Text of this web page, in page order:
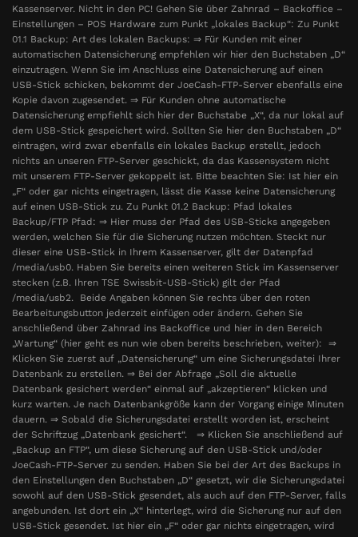
Kassenserver. Nicht in den PC! Gehen Sie über Zahnrad – Backoffice –
Einstellungen – POS Hardware zum Punkt „lokales Backup“: Zu Punkt
01.1 Backup: Art des lokalen Backups: ⇒ Für Kunden mit einer
automatischen Datensicherung empfehlen wir hier den Buchstaben „D“
einzutragen. Wenn Sie im Anschluss eine Datensicherung auf einen
USB-Stick schicken, bekommt der JoeCash-FTP-Server ebenfalls eine
Kopie davon zugesendet. ⇒ Für Kunden ohne automatische
Datensicherung empfiehlt sich hier der Buchstabe „X“, da nur lokal auf
dem USB-Stick gespeichert wird. Sollten Sie hier den Buchstaben „D“
eintragen, wird zwar ebenfalls ein lokales Backup erstellt, jedoch
nichts an unseren FTP-Server geschickt, da das Kassensystem nicht
mit unserem FTP-Server gekoppelt ist. Bitte beachten Sie: Ist hier ein
„F“ oder gar nichts eingetragen, lässt die Kasse keine Datensicherung
auf einen USB-Stick zu. Zu Punkt 01.2 Backup: Pfad lokales
Backup/FTP Pfad: ⇒ Hier muss der Pfad des USB-Sticks angegeben
werden, welchen Sie für die Sicherung nutzen möchten. Steckt nur
dieser eine USB-Stick in Ihrem Kassenserver, gilt der Datenpfad
/media/usb0. Haben Sie bereits einen weiteren Stick im Kassenserver
stecken (z.B. Ihren TSE Swissbit-USB-Stick) gilt der Pfad
/media/usb2. Beide Angaben können Sie rechts über den roten
Bearbeitungsbutton jederzeit einfügen oder ändern. Gehen Sie
anschließend über Zahnrad ins Backoffice und hier in den Bereich
„Wartung“ (hier geht es nun wie oben bereits beschrieben, weiter): ⇒
Klicken Sie zuerst auf „Datensicherung“ um eine Sicherungsdatei Ihrer
Datenbank zu erstellen. ⇒ Bei der Abfrage „Soll die aktuelle
Datenbank gesichert werden“ einmal auf „akzeptieren“ klicken und
kurz warten. Je nach Datenbankgröße kann der Vorgang einige Minuten
dauern. ⇒ Sobald die Sicherungsdatei erstellt worden ist, erscheint
der Schriftzug „Datenbank gesichert“. ⇒ Klicken Sie anschließend auf
„Backup an FTP“, um diese Sicherung auf den USB-Stick und/oder
JoeCash-FTP-Server zu senden. Haben Sie bei der Art des Backups in
den Einstellungen den Buchstaben „D“ gesetzt, wir die Sicherungsdatei
sowohl auf den USB-Stick gesendet, als auch auf den FTP-Server, falls
angebunden. Ist dort ein „X“ hinterlegt, wird die Sicherung nur auf den
USB-Stick gesendet. Ist hier ein „F“ oder gar nichts eingetragen, wird